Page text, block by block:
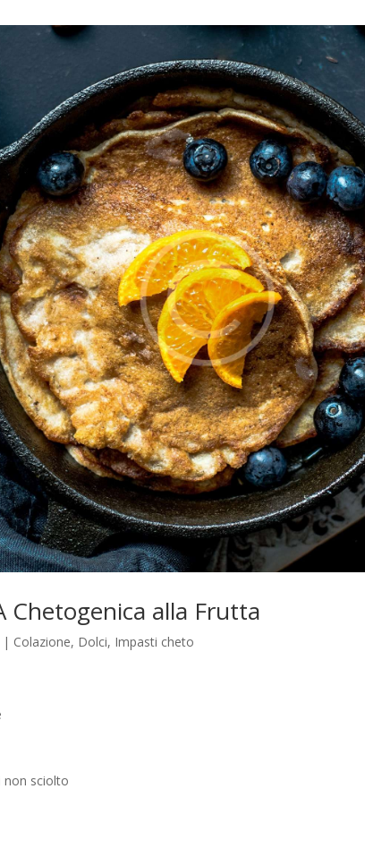
Chetogenica alla Frutta
| Colazione, Dolci, Impasti cheto
non sciolto